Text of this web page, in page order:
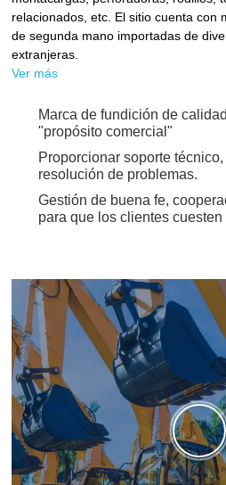
relacionados, etc. El sitio cuenta con
de segunda mano importadas de
extranjeras.
Ver más
Marca de fundición de
"propósito comercial"
Proporcionar soporte
resolución de problemas.
Gestión de buena fe,
para que los clientes cuesten